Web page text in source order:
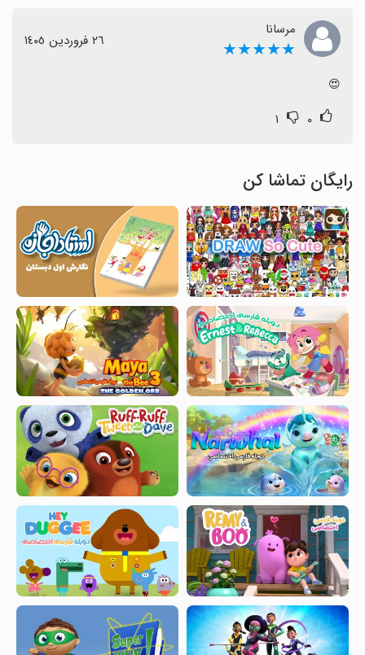
مرسانا
★★★★★ ٢٦ فروردین ١٤٠٥
😍
۰ ۱
رایگان تماشا کن